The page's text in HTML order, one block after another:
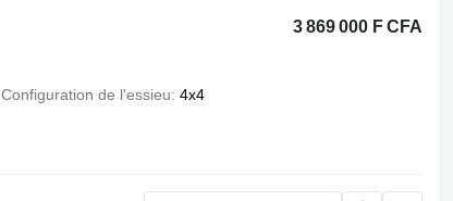
3 869 000 F CFA
Configuration de l'essieu 4x4